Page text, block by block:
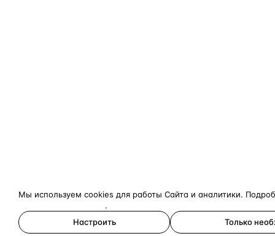
Мы используем cookies для работы Сайта и аналитики.
.
Настроить
Только